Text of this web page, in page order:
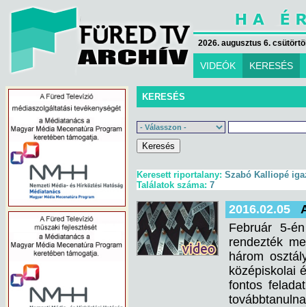
2026. augusztus 6.
VIDEÓK KERESÉS
KERESÉS
Keresett riportalany: Szabó Kalliopé
Találatok száma: 7
2016.02.05
Február 5-
rendezték
három
középiskolai
fontos